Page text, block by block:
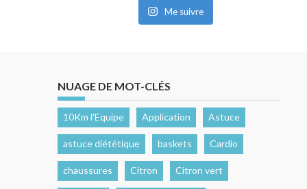
Me suivre
NUAGE DE MOT-CLÉS
10Km l'Equipe Application Astuce
astuce diététique baskets Cardio
chaussures Citron Citron vert